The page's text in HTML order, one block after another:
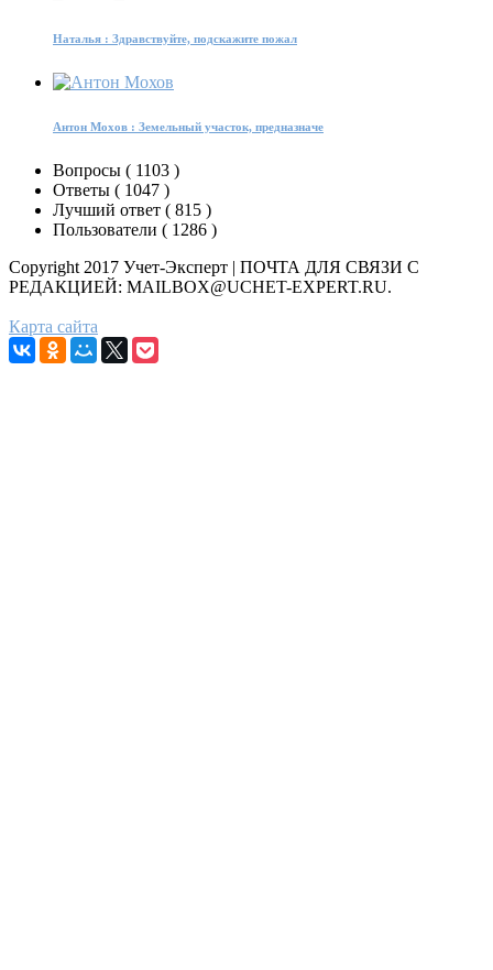
Наталья : Здравствуйте, подскажите пожал
Антон Мохов : Земельный участок, предназначе
Вопросы ( 1103 )
Ответы ( 1047 )
Лучший ответ ( 815 )
Пользователи ( 1286 )
Copyright 2017 Учет-Эксперт | ПОЧТА ДЛЯ СВЯЗИ С
РЕДАКЦИЕЙ: MAILBOX@UCHET-EXPERT.RU.
Карта сайта